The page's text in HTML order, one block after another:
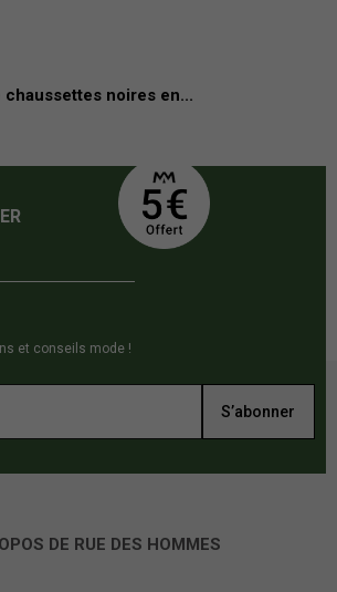
noires en...
et conseils mode !
S’abonner
DE RUE DES HOMMES